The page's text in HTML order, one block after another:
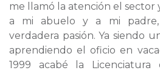
me llamó la atención el sector
a mi abuelo y a mi
verdadera pasión. Ya siendo
aprendiendo el oficio en
1999 acabé la Licenciatura